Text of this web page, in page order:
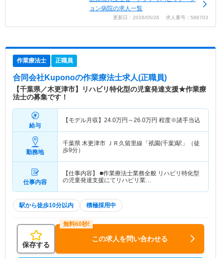
ョン病院の求人一覧
更新日：2026/05/26 求人番号：588703
作業療法士 正職員
合同会社Kuponoの作業療法士求人(正職員)
【千葉県／木更津市】リハビリ特化型の児童発達支援★作業療
法士の募集です！
給与
【モデル月収】 24.0万円～26.0万円 程度※諸手当込
勤務地
千葉県 木更津市 ＪＲ久留里線「祇園(千葉)駅」（徒
歩9分）
仕事内容
【仕事内容】 ■作業療法士業務全般 リハビリ特化型
の児童発達支援にてリハビリ業…
駅から徒歩10分以内 積極採用中
保存する
この求人を問い合わせる